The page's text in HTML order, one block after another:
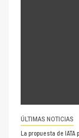
ÚLTIMAS NOTICIAS
La propuesta de